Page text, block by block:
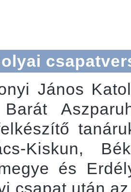
János
Barát
Kiskun,
és
csapat után